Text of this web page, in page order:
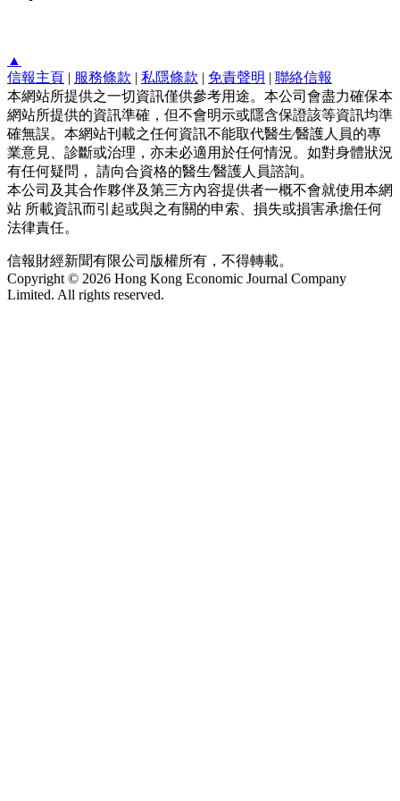
▲
信報主頁 | 服務條款 | 私隱條款 | 免責聲明 | 聯絡信報
本網站所提供之一切資訊僅供參考用途。本公司會盡力確保本
網站所提供的資訊準確，但不會明示或隱含保證該等資訊均準
確無誤。本網站刊載之任何資訊不能取代醫生∕醫護人員的專
業意見、診斷或治理，亦未必適用於任何情況。如對身體狀況
有任何疑問， 請向合資格的醫生∕醫護人員諮詢。
本公司及其合作夥伴及第三方內容提供者一概不會就使用本網
站 所載資訊而引起或與之有關的申索、損失或損害承擔任何
法律責任。
信報財經新聞有限公司版權所有，不得轉載。
Copyright © 2026 Hong Kong Economic Journal Company
Limited. All rights reserved.